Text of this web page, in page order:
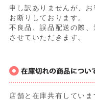
申し訳ありませんが、お
お断りしております。
不良品、誤品配送の際
させていただきます。
店舗と在庫共有してい